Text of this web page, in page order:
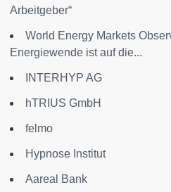
Arbeitgeber“
World Energy Markets
Energiewende ist auf die...
INTERHYP AG
hTRIUS GmbH
felmo
Hypnose Institut
Aareal Bank